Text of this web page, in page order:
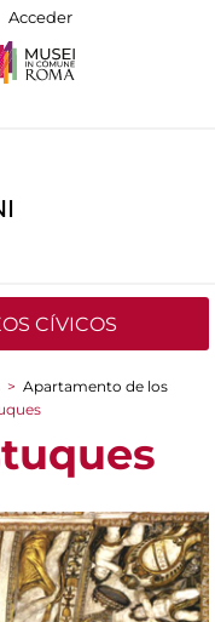
Acceder
CÍVICOS
> Apartamento de los